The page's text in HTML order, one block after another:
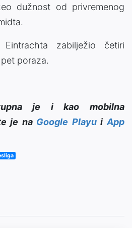
dužnost od privremenog
zabilježio četiri
poraza.
je i kao mobilna
je na Google PlayuiApp